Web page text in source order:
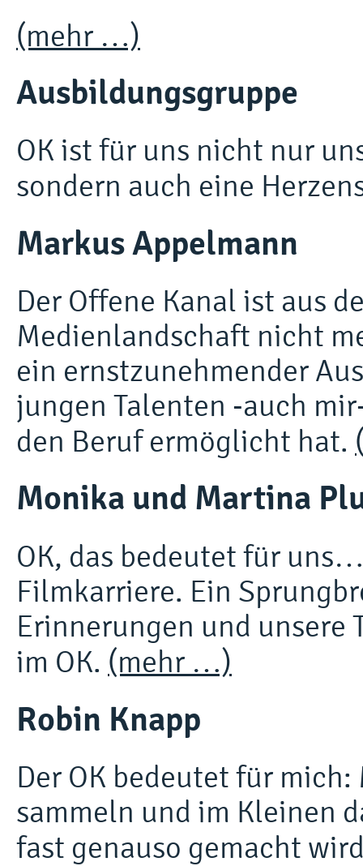
(mehr …)
Ausbildungsgruppe
OK ist für uns nicht nur
sondern auch eine
Markus Appelmann
Der Offene Kanal ist aus
Medienlandschaft nicht
ein ernstzunehmender
jungen Talenten -auch
den Beruf ermöglicht hat.
Monika und Martina
OK, das bedeutet für
Filmkarriere. Ein
Erinnerungen und unsere
im OK. (mehr …)
Robin Knapp
Der OK bedeutet für
sammeln und im Kleinen
fast genauso gemacht